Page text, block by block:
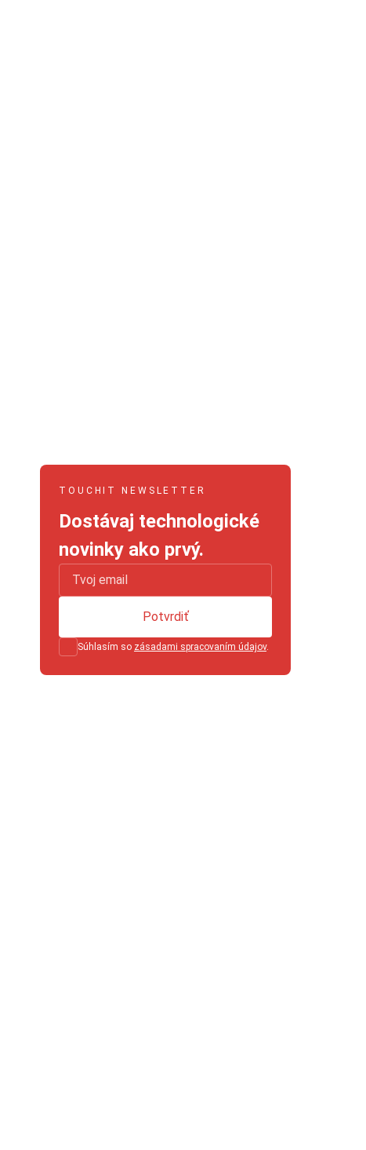
TOUCHIT NEWSLETTER
Dostávaj technologické
novinky ako prvý.
Súhlasím so zásadami spracovaním údajov.
Potvrdiť